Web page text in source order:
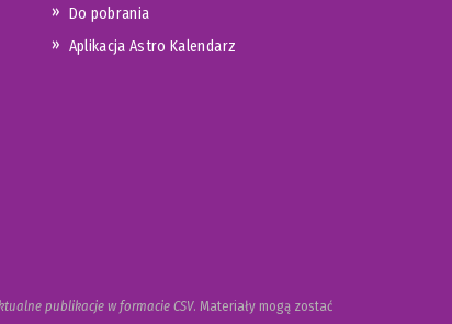
Do pobrania
Aplikacja Astro Kalendarz
publikacje w formacie CSV. Materiały mogą zostać